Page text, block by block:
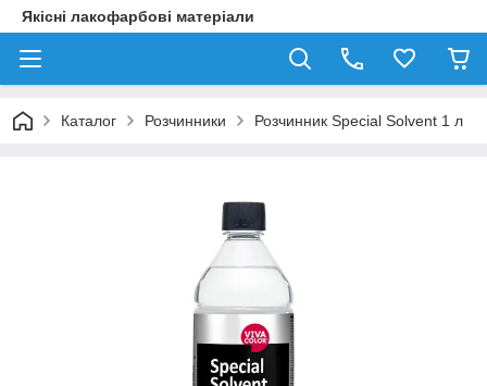
Якісні лакофарбові матеріали
Каталог Розчинники Розчинник Special Solvent 1 л